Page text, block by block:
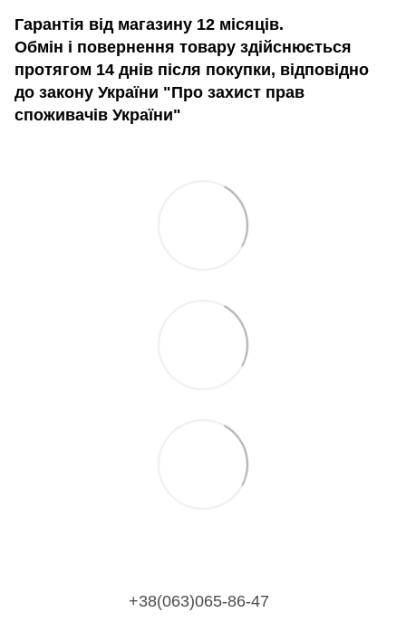
Гарантія від магазину 12 місяців.
Обмін і повернення товару здійснюється
протягом 14 днів після покупки, відповідно
до закону України "Про захист прав
споживачів України"
+38(063)065-86-47